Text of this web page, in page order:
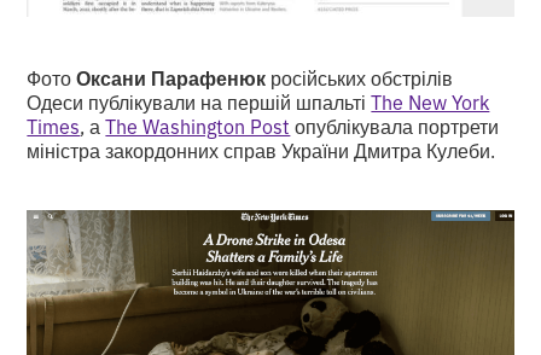
ФотоОксани Парафенюк російських обстрілів
Одеси публікували на першій шпальтіThe New York
Times, аThe Washington Post опублікувала портрети
міністра закордонних справ України Дмитра Кулеби.